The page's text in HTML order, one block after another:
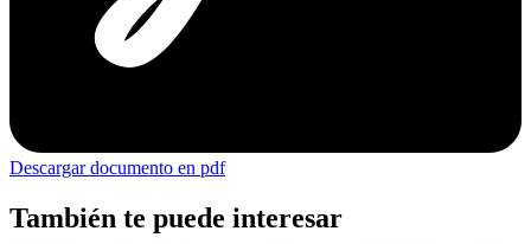
Descargar documento en pdf
También te puede interesar